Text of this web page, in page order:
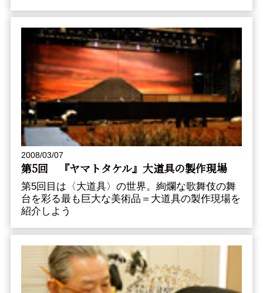
2008/03/07
第5回 『ヤマトタケル』大道具の製作現場
第5回目は〈大道具〉の世界。絢爛な歌舞伎の舞
台を彩る最も巨大な美術品＝大道具の製作現場を
紹介しよう